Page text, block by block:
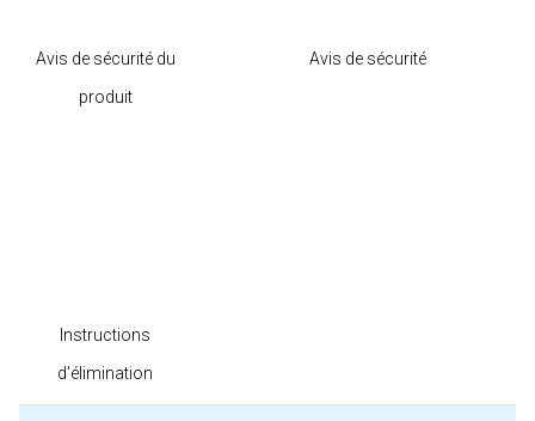
Avis de sécurité du
produit
Avis de sécurité
Instructions
d'élimination